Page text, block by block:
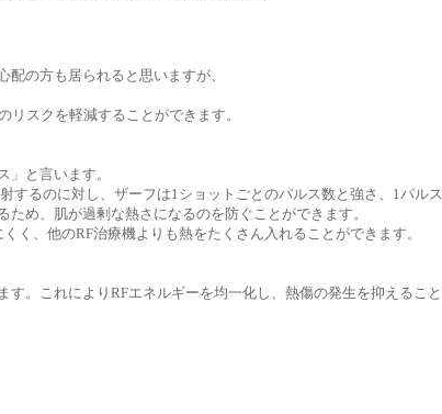
配の方も居られると思いますが、
スクを軽減することができます。
」と言います。
するのに対し、ザーフは1ショットごとのパルス数と強さ、1パルス
め、肌が過剰な熱さになるのを防ぐことができます。
く、他のRF治療機よりも熱をたくさん入れることができます。
。これによりRFエネルギーを均一化し、熱傷の発生を抑えること